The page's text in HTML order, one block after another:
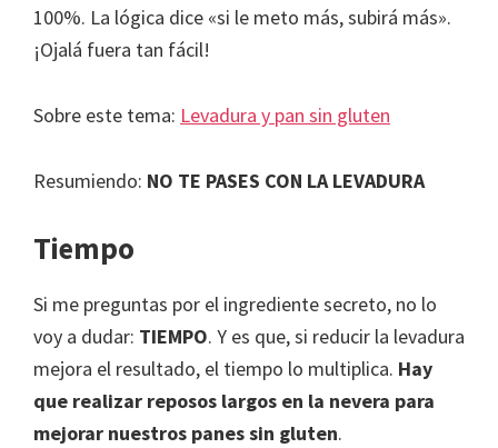
100%. La lógica dice «si le meto más, subirá más».
¡Ojalá fuera tan fácil!
Sobre este tema: Levadura y pan sin gluten
Resumiendo: NO TE PASES CON LA LEVADURA
Tiempo
Si me preguntas por el ingrediente secreto, no lo
voy a dudar: TIEMPO. Y es que, si reducir la levadura
mejora el resultado, el tiempo lo multiplica. Hay
que realizar reposos largos en la nevera para
mejorar nuestros panes sin gluten.